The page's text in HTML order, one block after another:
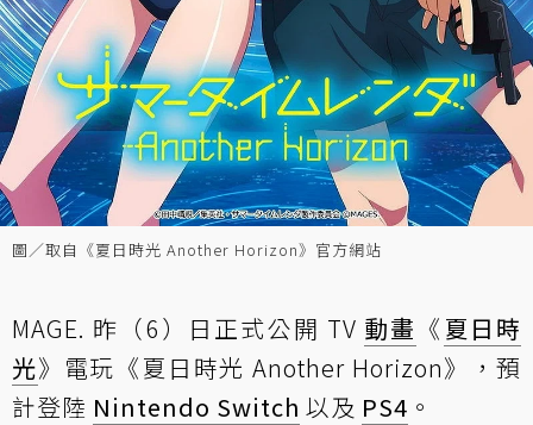
圖／取自《夏日時光 Another Horizon》官方網站
MAGE. 昨（6）日正式公開 TV 動畫 《 夏日時
光》電玩《夏日時光 Another Horizon》，預
計登陸 Nintendo Switch 以及 PS4 。